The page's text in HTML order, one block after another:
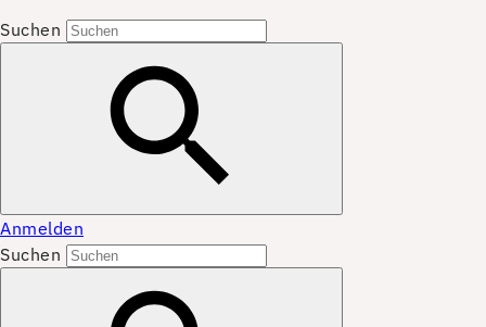
Suchen
Anmelden
Suchen